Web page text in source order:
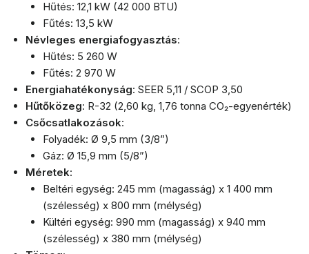
Hűtés: 12,1 kW (42 000 BTU)
Fűtés: 13,5 kW
Névleges energiafogyasztás:
Hűtés: 5 260 W
Fűtés: 2 970 W
Energiahatékonyság: SEER 5,11 / SCOP 3,50
Hűtőközeg: R-32 (2,60 kg, 1,76 tonna CO₂-egyenérték)
Csőcsatlakozások:
Folyadék: Ø 9,5 mm (3/8”)
Gáz: Ø 15,9 mm (5/8”)
Méretek:
Beltéri egység: 245 mm (magasság) x 1 400 mm
(szélesség) x 800 mm (mélység)
Kültéri egység: 990 mm (magasság) x 940 mm
(szélesség) x 380 mm (mélység)